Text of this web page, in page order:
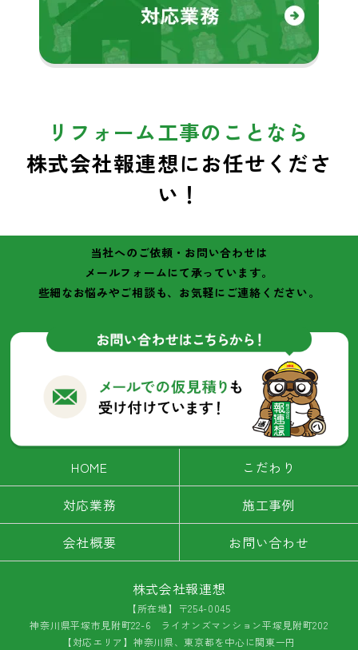
リフォーム工事のことなら
株式会社報連想にお任せくださ
い！
当社へのご依頼・お問い合わせは
メールフォームにて承っています。
些細なお悩みやご相談も、お気軽にご連絡ください。
HOME
こだわり
対応業務
施工事例
会社概要
お問い合わせ
株式会社報連想
【所在地】〒254-0045
神奈川県平塚市見附町22-6 ライオンズマンション平塚見附町202
【対応エリア】神奈川県、東京都を中心に関東一円